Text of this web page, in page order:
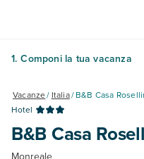
1. Componi la tua vacanza
Vacanze/ Italia/B&B Casa
Hotel
B&B Casa